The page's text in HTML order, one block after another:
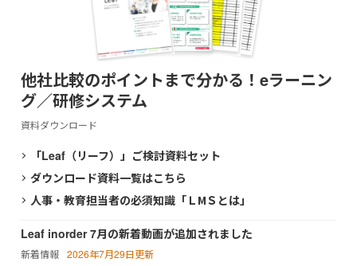
他社比較のポイントまで分かる！eラーニン
グ／研修システム
資料ダウンロード
「Leaf（リーフ）」ご検討資料セット
ダウンロード資料一覧はこちら
人事・教育担当者の必須知識「ＬМＳとは」
Leaf inorder 7月の新着動画が追加されました
新着情報 2026年7月29日更新